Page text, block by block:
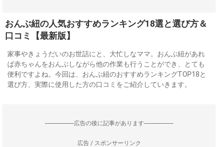
おんぶ紐の人気おすすめランキング18選と選び方＆
口コミ【最新版】
家事やきょうだいのお世話にと、大忙しなママ。おんぶ紐があれ
ば赤ちゃんをおんぶしながら他の作業も行うことができ、とても
便利ですよね。今回は、おんぶ紐のおすすめランキングTOP18と
選び方、実際に使用した方の口コミをご紹介していきます。
--------------------広告の後に記事があります--------------------
広告 / スポンサーリンク